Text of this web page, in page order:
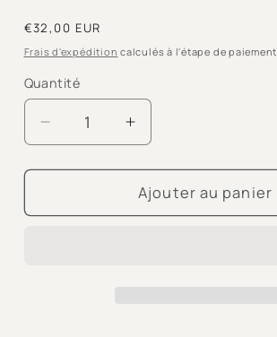
Prix
habituel
€32,00 EUR
Frais d'expédition calculés à l'étape de paiement.
Quantité
Quantité
Réduire
la
quantité
PUCE
Augmenter
la
quantité
de
PUCE
Ajouter au panier